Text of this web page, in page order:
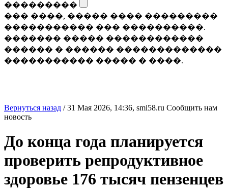
���������
��� ����, ����� ���� ���������
����������� ��� ����������.
������� ����� ������������
������ � ������ �������������
����������� ����� � ����.
Вернуться назад /31 Мая 2026, 14:36, smi58.ru Сообщить нам
новость
До конца года планируется
проверить репродуктивное
здоровье 176 тысяч пензенцев